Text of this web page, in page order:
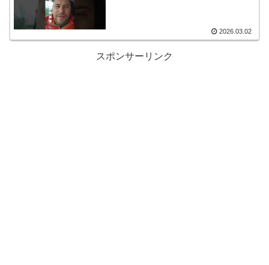
2026.03.02
スポンサーリンク